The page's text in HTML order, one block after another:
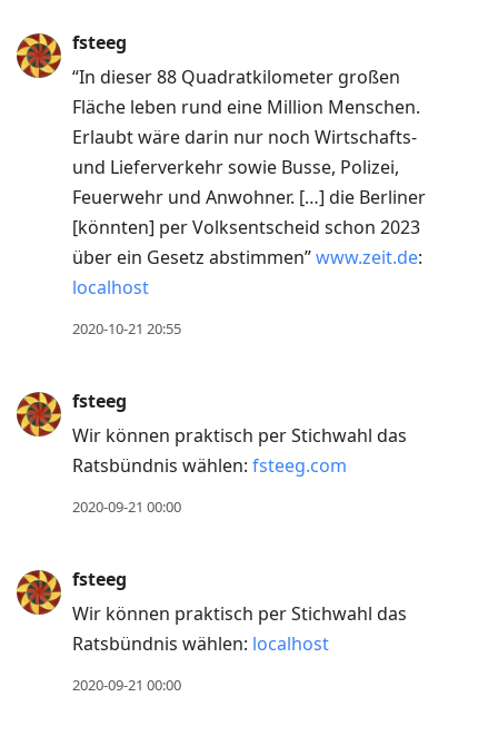
fsteeg
“In dieser 88 Quadratkilometer großen
Fläche leben rund eine Million Menschen.
Erlaubt wäre darin nur noch Wirtschafts-
und Lieferverkehr sowie Busse, Polizei,
Feuerwehr und Anwohner. […] die Berliner
[könnten] per Volksentscheid schon 2023
über ein Gesetz abstimmen”www.zeit.de:
localhost
2020-10-21 20:55
fsteeg
Wir können praktisch per Stichwahl das
Ratsbündnis wählen: fsteeg.com
2020-09-21 00:00
fsteeg
Wir können praktisch per Stichwahl das
Ratsbündnis wählen: localhost
2020-09-21 00:00